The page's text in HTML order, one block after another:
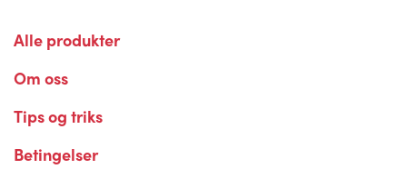
Alle produkter
Om oss
Tips og triks
Betingelser